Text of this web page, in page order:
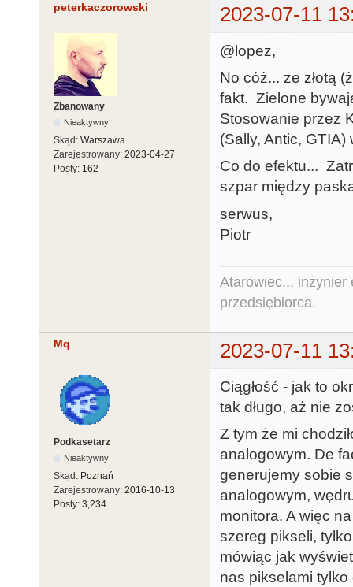
peterkaczorowski 2023-07-11
Zbanowany
Nieaktywny
Skąd: Warszawa
Zarejestrowany: 2023-04-27
Posty: 162
@lopez,
No cóż... ze złotą
fakt. Zielone
Stosowanie przez
(Sally, Antic,
Co do efektu...
szpar między
serwus,
Piotr
Atarowiec... inżynier
przedsiębiorca.
Mq 2023-07-11
Podkasetarz
Nieaktywny
Skąd: Poznań
Zarejestrowany: 2016-10-13
Posty: 3,234
Ciągłość - jak to
tak długo, aż nie
Z tym że mi
analogowym. De
generujemy sobie
analogowym,
monitora. A więc
szereg pikseli,
mówiąc jak
nas pikselami